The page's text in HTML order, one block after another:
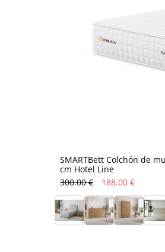
SMARTBett Colchón de
cm Hotel Line
300.00 € 188.00 €